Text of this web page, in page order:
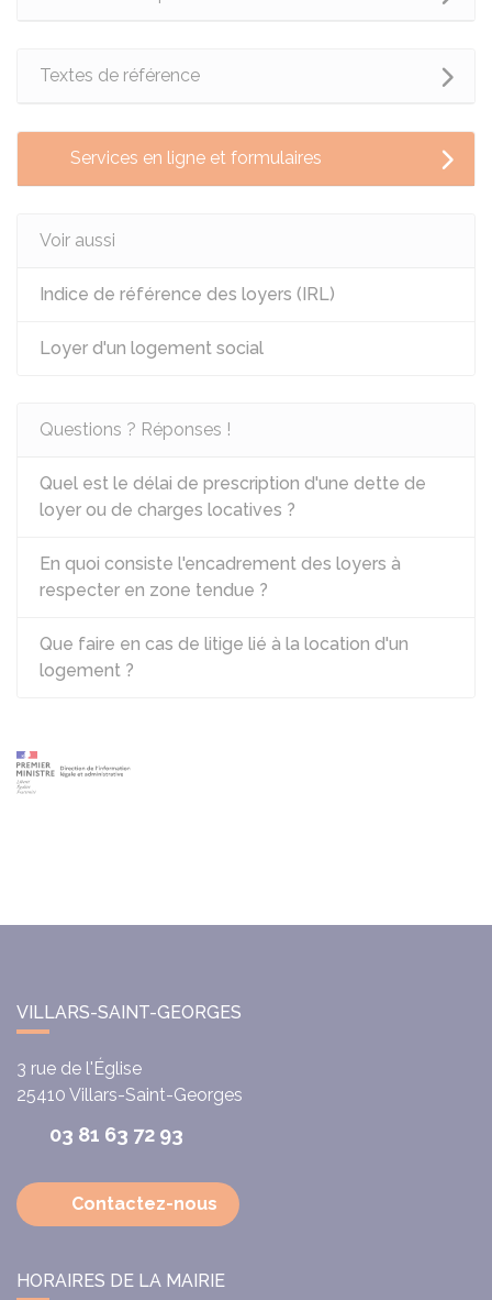
Textes de référence
Services en ligne et formulaires
Voir aussi
Indice de référence des loyers (IRL)
Loyer d'un logement social
Questions ? Réponses !
Quel est le délai de prescription d'une dette de
loyer ou de charges locatives ?
En quoi consiste l'encadrement des loyers à
respecter en zone tendue ?
Que faire en cas de litige lié à la location d'un
logement ?
VILLARS-SAINT-GEORGES
3 rue de l'Église
25410 Villars-Saint-Georges
03 81 63 72 93
Contactez-nous
HORAIRES DE LA MAIRIE